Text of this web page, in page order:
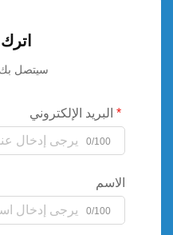
سيتصل بك
البريد الإلكتروني
0/100
الاسم
0/100